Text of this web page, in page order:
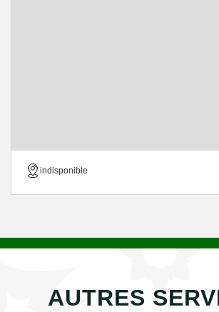
indisponible
AUTRES